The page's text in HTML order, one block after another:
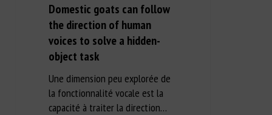
Domestic goats can follow
the direction of human
voices to solve a hidden-
object task
Une dimension peu explorée de
la fonctionnalité vocale est la
capacité à traiter la direction…